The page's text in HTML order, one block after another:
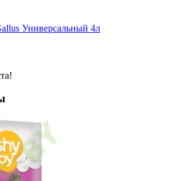
Универсальный 4л